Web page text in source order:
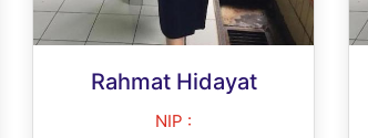
Rahmat Hidayat
NIP :